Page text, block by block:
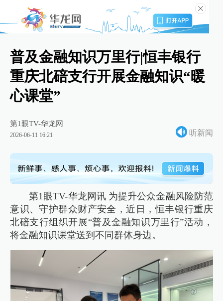
普及金融知识万里行|恒丰银行
重庆北碚支行开展金融知识“暖
心课堂”
第1眼TV-华龙网
2026-06-11 16:21 听新闻
第1眼TV-华龙网讯 为提升公众金融风险防范
意识、守护群众财产安全，近日，恒丰银行重庆
北碚支行组织开展“普及金融知识万里行”活动，
将金融知识课堂送到不同群体身边。